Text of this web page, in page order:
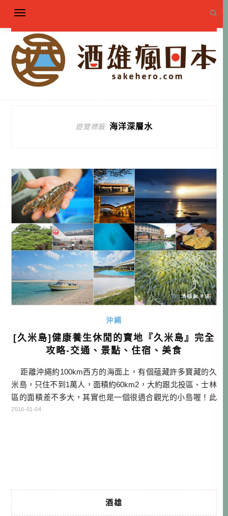
遊覽標籤 海洋深層水
沖繩
[久米島]健康養生休閒的寶地『久米島』完全
攻略-交通、景點、住宿、美食
距離沖繩約100km西方的海面上，有個蘊藏許多寶藏的久
米島，只住不到1萬人，面積約60km2，大約跟北投區、士林
區的面積差不多大，其實也是一個很適合觀光的小島喔！此
文中就會好好的介紹久米島的特色、交通方式、景點、美
2016-01-04
酒雄